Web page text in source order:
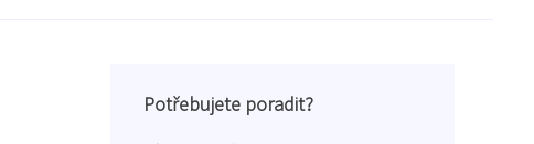
Potřebujete poradit?